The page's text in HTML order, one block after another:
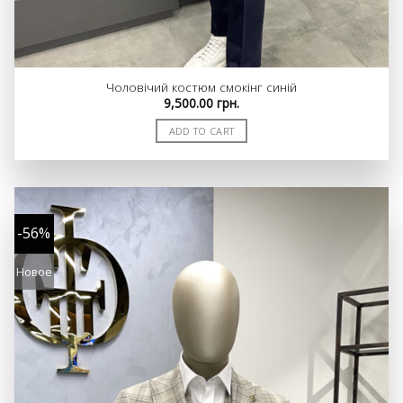
Чоловічий костюм смокінг синій
9,500.00 грн.
ADD TO CART
-56%
Новое